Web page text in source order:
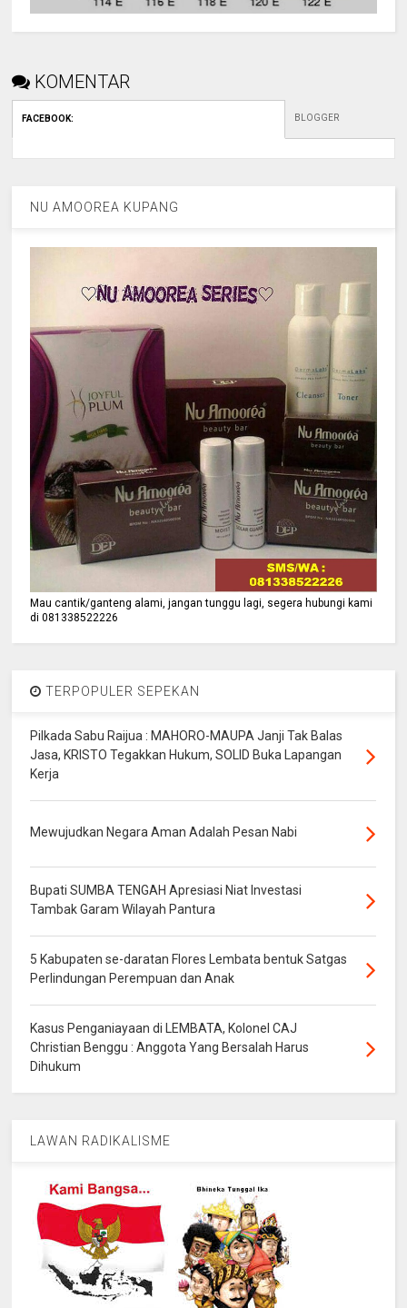
KOMENTAR
FACEBOOK: BLOGGER
NU AMOOREA KUPANG
Mau cantik/ganteng alami, jangan tunggu lagi, segera hubungi kami
di 081338522226
TERPOPULER SEPEKAN
Pilkada Sabu Raijua : MAHORO-MAUPA Janji Tak Balas
Jasa, KRISTO Tegakkan Hukum, SOLID Buka Lapangan
Kerja
Mewujudkan Negara Aman Adalah Pesan Nabi
Bupati SUMBA TENGAH Apresiasi Niat Investasi
Tambak Garam Wilayah Pantura
5 Kabupaten se-daratan Flores Lembata bentuk Satgas
Perlindungan Perempuan dan Anak
Kasus Penganiayaan di LEMBATA, Kolonel CAJ
Christian Benggu : Anggota Yang Bersalah Harus
Dihukum
LAWAN RADIKALISME